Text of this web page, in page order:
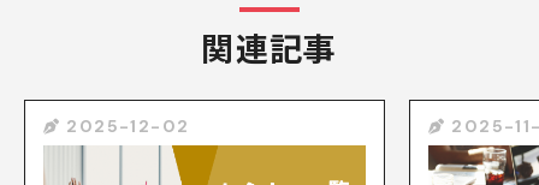
関連記事
2025-12-02 2025-